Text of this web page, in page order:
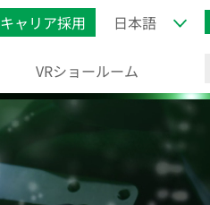
キャリア採用
VRショールーム